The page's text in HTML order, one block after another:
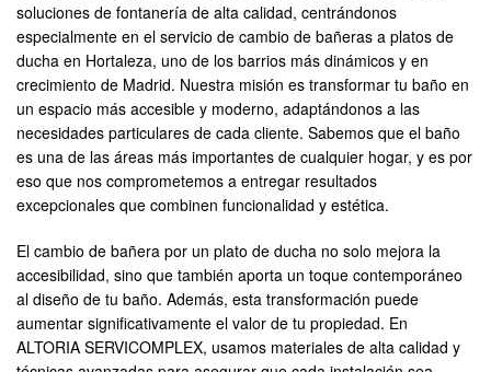
CONTACTAR
soluciones de fontanería de alta calidad, centrándonos
especialmente en el servicio de cambio de bañeras a platos de
ducha en Hortaleza, uno de los barrios más dinámicos y en
crecimiento de Madrid. Nuestra misión es transformar tu baño en
un espacio más accesible y moderno, adaptándonos a las
necesidades particulares de cada cliente. Sabemos que el baño
es una de las áreas más importantes de cualquier hogar, y es por
eso que nos comprometemos a entregar resultados
excepcionales que combinen funcionalidad y estética.
El cambio de bañera por un plato de ducha no solo mejora la
accesibilidad, sino que también aporta un toque contemporáneo
al diseño de tu baño. Además, esta transformación puede
aumentar significativamente el valor de tu propiedad. En
ALTORIA SERVICOMPLEX, usamos materiales de alta calidad y